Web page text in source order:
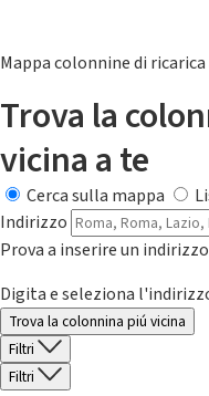
Mappa colonnine di
Trova la
vicina a te
Cerca sulla mappa
Indirizzo
Prova a inserire un
Digita e seleziona
Trova la colonnina piú vicina
Filtri
Filtri